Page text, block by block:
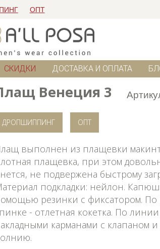
ОПТ
СКИДКИ ДОСТАВКА И ОПЛАТА
Венеция 3
ДРОПШИППИНГ ОПТ
выполнен из плащевки
плащевка, при этом
не подвержена быстрому
подкладки: нейлон.
резинки с фиксатором.
- отлетная кокетка. По
карманами с клапаном